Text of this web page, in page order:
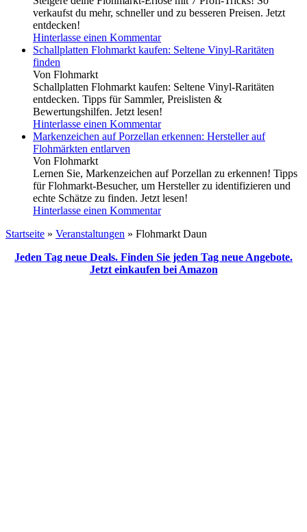
verkaufst du mehr, schneller und zu besseren Preisen. Jetzt
entdecken!
Hinterlasse einen Kommentar
Schallplatten Flohmarkt kaufen: Seltene Vinyl-Raritäten
finden
Von Flohmarkt
Schallplatten Flohmarkt kaufen: Seltene Vinyl-Raritäten
entdecken. Tipps für Sammler, Preislisten &
Bewertungshilfen. Jetzt lesen!
Hinterlasse einen Kommentar
Markenzeichen auf Porzellan erkennen: Hersteller auf
Flohmärkten entlarven
Von Flohmarkt
Lernen Sie, Markenzeichen auf Porzellan zu erkennen! Tipps
für Flohmarkt-Besucher, um Hersteller zu identifizieren und
echte Schätze zu finden. Jetzt lesen!
Hinterlasse einen Kommentar
Startseite » Veranstaltungen » Flohmarkt Daun
Jeden Tag neue Deals. Finden Sie jeden Tag neue Angebote.
Jetzt einkaufen bei Amazon